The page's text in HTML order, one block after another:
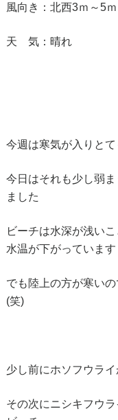
風向き：北西3ｍ～5ｍ
天 気：晴れ
今週は寒気が入りと
今日はそれも少し弱
ました
ビーチは水深が浅い
水温が下がっています
でも陸上の方が寒い
(笑)
少し前にホソフウラ
その次にニシキフウ